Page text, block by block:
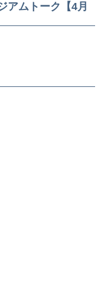
アムトーク【4月